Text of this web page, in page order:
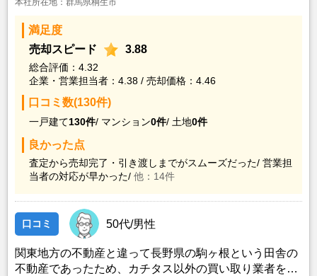
本社所在地：群馬県桐生市
満足度
売却スピード
3.88
総合評価：4.32
企業・営業担当者：4.38 / 売却価格：4.46
口コミ数(130件)
一戸建て130件/ マンション0件/ 土地0件
良かった点
査定から売却完了・引き渡しまでがスムーズだった/ 営業担
当者の対応が早かった/ 他：14件
口コミ 50代/男性
関東地方の不動産と違って長野県の駒ヶ根という田舎の
不動産であったため、カチタス以外の買い取り業者をみ